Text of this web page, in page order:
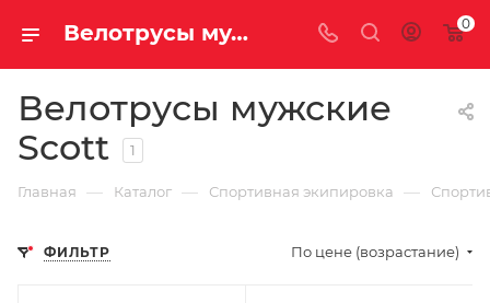
Велотрусы мужские Scott 0
Велотрусы мужские
Scott
1
Главная — Каталог — Спортивная экипировка —
ФИЛЬТР По цене (возрастание)